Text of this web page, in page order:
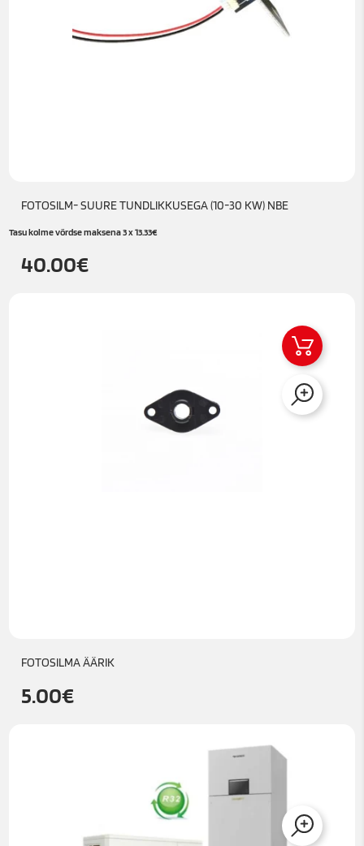
FOTOSILM- SUURE TUNDLIKKUSEGA (10-30 KW) NBE
40.00€
Tasu kolme võrdse maksena 3 x13.33€
FOTOSILMA ÄÄRIK
5.00€